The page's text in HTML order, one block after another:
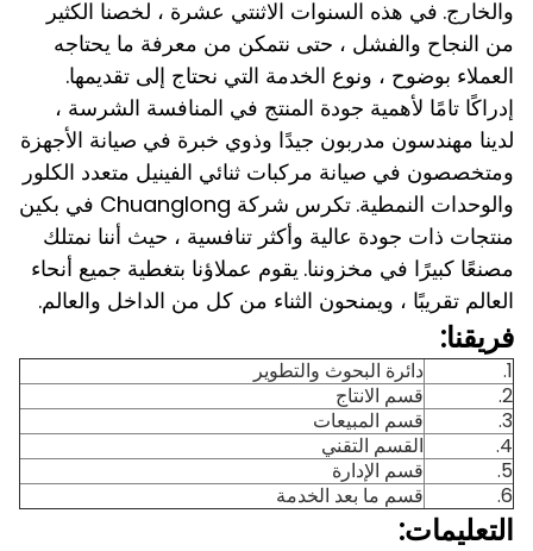
والخارج. في هذه السنوات الاثنتي عشرة ، لخصنا الكثير
من النجاح والفشل ، حتى نتمكن من معرفة ما يحتاجه
العملاء بوضوح ، ونوع الخدمة التي نحتاج إلى تقديمها.
إدراكًا تامًا لأهمية جودة المنتج في المنافسة الشرسة ،
لدينا مهندسون مدربون جيدًا وذوي خبرة في صيانة الأجهزة
ومتخصصون في صيانة مركبات ثنائي الفينيل متعدد الكلور
والوحدات النمطية.
تكرس شركة Chuanglong في بكين
منتجات ذات جودة عالية وأكثر تنافسية ، حيث أننا نمتلك
مصنعًا كبيرًا في مخزوننا. يقوم عملاؤنا بتغطية جميع أنحاء
العالم تقريبًا ، ويمنحون الثناء من كل من الداخل والعالم.
فريقنا:
1.
دائرة البحوث والتطوير
2.
قسم الانتاج
3.
قسم المبيعات
4.
القسم التقني
5.
قسم الإدارة
6.
قسم ما بعد الخدمة
التعليمات: